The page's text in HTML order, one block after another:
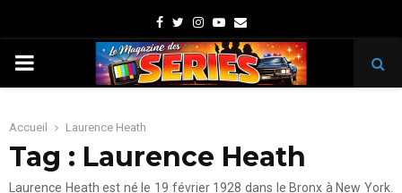
Facebook
TwitterInstagram
Youtube
Email
PRIMARY
Accueil Laurence Heath
Tag : Laurence Heath
Laurence Heath est né le 19 février 1928 dans le Bronx à New York.